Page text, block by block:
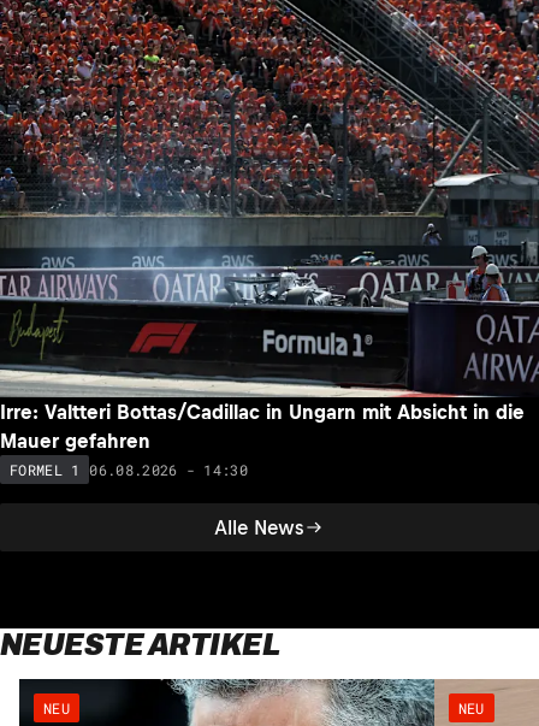
Alle News
Irre: Valtteri Bottas/Cadillac in Ungarn mit Absicht in die
Mauer gefahren
FORMEL 1 06.08.2026 - 14:30
NEUESTE ARTIKEL
NEU NEU